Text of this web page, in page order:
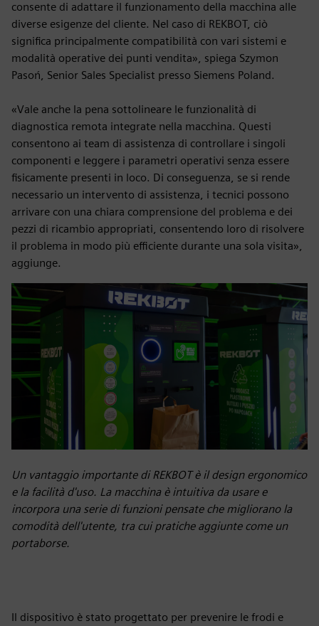
consente di adattare il funzionamento della macchina alle
diverse esigenze del cliente. Nel caso di REKBOT, ciò
significa principalmente compatibilità con vari sistemi e
modalità operative dei punti vendita», spiega Szymon
Pasoń, Senior Sales Specialist presso Siemens Poland.
«Vale anche la pena sottolineare le funzionalità di
diagnostica remota integrate nella macchina. Questi
consentono ai team di assistenza di controllare i singoli
componenti e leggere i parametri operativi senza essere
fisicamente presenti in loco. Di conseguenza, se si rende
necessario un intervento di assistenza, i tecnici possono
arrivare con una chiara comprensione del problema e dei
pezzi di ricambio appropriati, consentendo loro di risolvere
il problema in modo più efficiente durante una sola visita»,
aggiunge.
Un vantaggio importante di REKBOT è il design ergonomico
e la facilità d'uso. La macchina è intuitiva da usare e
incorpora una serie di funzioni pensate che migliorano la
comodità dell'utente, tra cui pratiche aggiunte come un
portaborse.
Il dispositivo è stato progettato per prevenire le frodi e